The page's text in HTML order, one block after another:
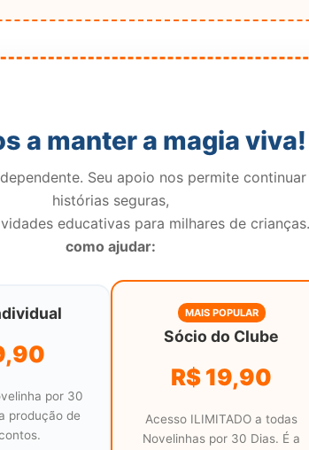
a manter a magia viva!
Seu apoio nos permite
histórias seguras,
educativas para milhares de
como ajudar:
por 30
produção de
MAIS POPULAR
Sócio do Clube
R$ 19,90
Acesso ILIMITADO a todas
Novelinhas por 30 Dias. É a